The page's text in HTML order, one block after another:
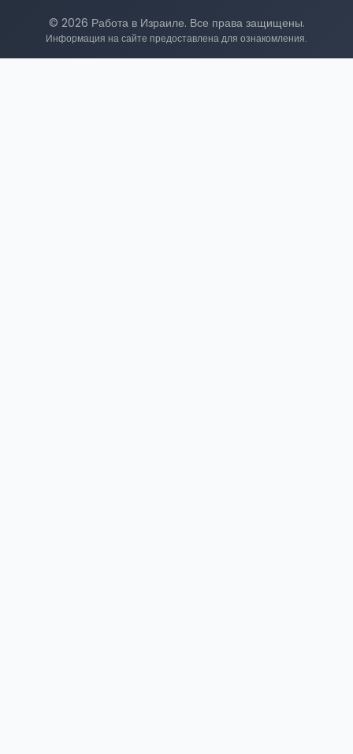
© 2026 Работа в Израиле. Все права защищены.
Информация на сайте предоставлена для ознакомления.